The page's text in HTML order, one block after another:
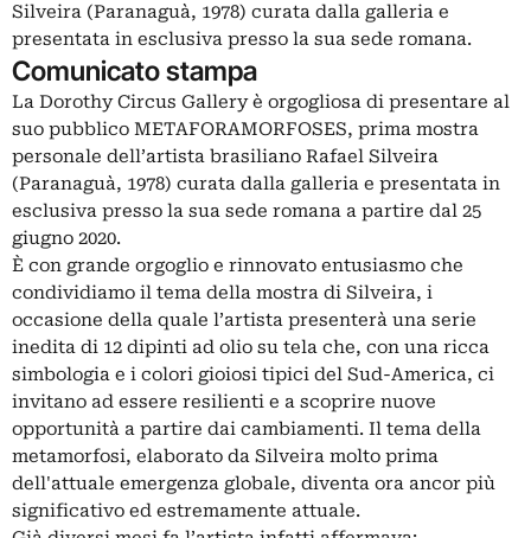
Silveira (Paranaguà, 1978) curata dalla galleria e
presentata in esclusiva presso la sua sede romana.
Comunicato stampa
La Dorothy Circus Gallery è orgogliosa di presentare al
suo pubblico METAFORAMORFOSES, prima mostra
personale dell’artista brasiliano Rafael Silveira
(Paranaguà, 1978) curata dalla galleria e presentata in
esclusiva presso la sua sede romana a partire dal 25
giugno 2020.
È con grande orgoglio e rinnovato entusiasmo che
condividiamo il tema della mostra di Silveira, i
occasione della quale l’artista presenterà una serie
inedita di 12 dipinti ad olio su tela che, con una ricca
simbologia e i colori gioiosi tipici del Sud-America, ci
invitano ad essere resilienti e a scoprire nuove
opportunità a partire dai cambiamenti. Il tema della
metamorfosi, elaborato da Silveira molto prima
dell'attuale emergenza globale, diventa ora ancor più
significativo ed estremamente attuale.